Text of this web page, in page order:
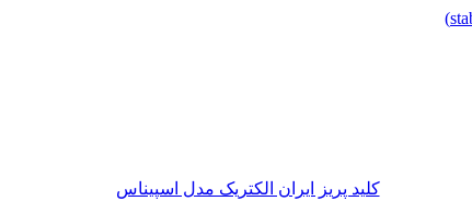
کلید پریز ایران الکتریک مدل اسپیناس